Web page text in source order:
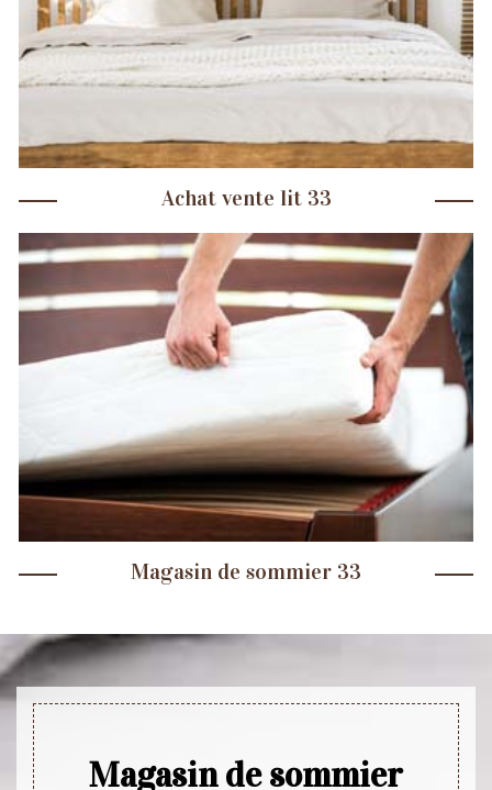
Achat vente lit 33
Magasin de sommier 33
Magasin de sommier